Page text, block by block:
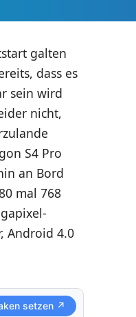
galten
dass es
sein wird
nicht,
S4 Pro
an Bord
mal 768
Android 4.0
setzen ↗